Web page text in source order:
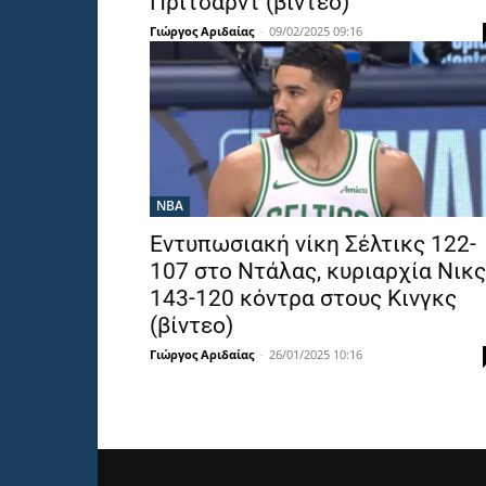
Γιώργος Αριδαίας - 09/02/2025 09:16
NBA
Εντυπωσιακή νίκη Σέλτικς 122-
107 στο Ντάλας, κυριαρχία Νικς
143-120 κόντρα στους Κινγκς
(βίντεο)
Γιώργος Αριδαίας - 26/01/2025 10:16